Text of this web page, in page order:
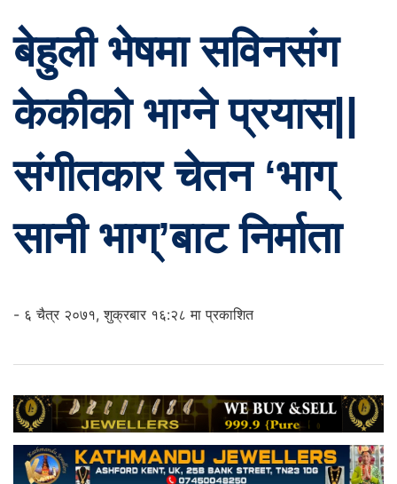
बेहुली भेषमा सविनसंग
केकीको भाग्ने प्रयास||
संगीतकार चेतन ‘भाग्
सानी भाग्’बाट निर्माता
- ६ चैत्र २०७१, शुक्रबार १६:२८ मा प्रकाशित